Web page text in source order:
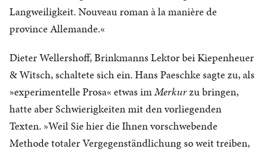
Langweiligkeit. Nouveau roman à la manière de
province Allemande.«
Dieter Wellershoff, Brinkmanns Lektor bei Kiepenheuer
& Witsch, schaltete sich ein. Hans Paeschke sagte zu, als
»experimentelle Prosa« etwas imMerkurzu bringen,
hatte aber Schwierigkeiten mit den vorliegenden
Texten. »Weil Sie hier die Ihnen vorschwebende
Methode totaler Vergegenständlichung so weit treiben,